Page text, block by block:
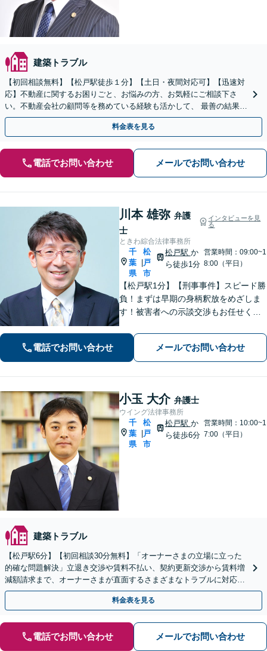
建築トラブル
【初回相談無料】【松戸駅徒歩１分】【土日・夜間対応可】【迅速対
応】不動産に関するお困りごと、お悩みの方、お気軽にご相談下さ
い。不動産会社の顧問等を務めている経験も活かして、 最善の結果が
得られるように全力を尽くします。
料金表を見る
電話でお問い合わせ メールでお問い合わせ
川本 雄弥 弁護
士
インタビューを見
る
ときわ綜合法律事務所
千
葉
県
松
戸
市
松戸駅 か
ら徒歩1分
営業時間：09:00~1
8:00（平日）
【松戸駅1分】【刑事事件】スピード勝
負！まずは早期の身柄釈放をめざしま
す！被害者への示談交渉もお任せくだ
も」で悩んでいませんか？証拠の集め
方や交渉の進め方には自信がありま
す。調停もお任せください。
電話でお問い合わせ メールでお問い合わせ
小玉 大介 弁護士
ウイング法律事務所
千
葉
県
松
戸
市
松戸駅 か
ら徒歩6分
営業時間：10:00~1
7:00（平日）
建築トラブル
【松戸駅6分】【初回相談30分無料】「オーナーさまの立場に立った
的確な問題解決」立退き交渉や賃料不払い、契約更新交渉から賃料増
減額請求まで、オーナーさまが直面するさまざまなトラブルに対応
「不動産鑑定士・司法書士と連携」【休日・夜間相談可】
料金表を見る
電話でお問い合わせ メールでお問い合わせ